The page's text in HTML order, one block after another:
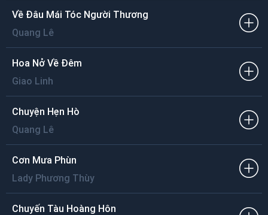
Gia đình yên vui thịnh vượng phát tài.
Về Đâu Mái Tóc Người Thương
Quang Lê
Hoa Nở Về Đêm
Giao Linh
Chuyện Hẹn Hò
Quang Lê
Cơn Mưa Phùn
Lady Phương Thùy
Chuyến Tàu Hoàng Hôn